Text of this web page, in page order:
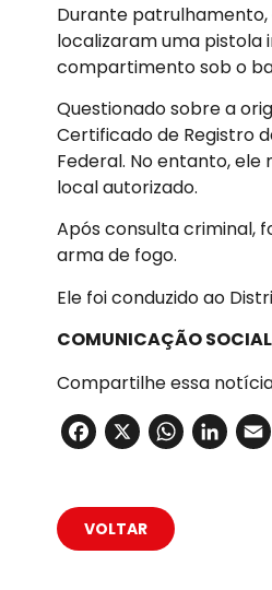
Durante patrulhamento,
localizaram uma pistola
compartimento sob o
Questionado sobre a
Certificado de Registro
Federal. No entanto,
local autorizado.
Após consulta criminal,
arma de fogo.
Ele foi conduzido ao
COMUNICAÇÃO SOCIAL
Compartilhe essa
Facebook
X
VOLTAR